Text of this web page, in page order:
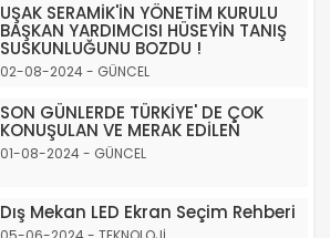
UŞAK SERAMİK'İN YÖNETİM KURULU
BAŞKAN YARDIMCISI HÜSEYİN TANIŞ
SUSKUNLUĞUNU BOZDU !
02-08-2024 - GÜNCEL
SON GÜNLERDE TÜRKİYE' DE ÇOK
KONUŞULAN VE MERAK EDİLEN
01-08-2024 - GÜNCEL
Dış Mekan LED Ekran Seçim Rehberi